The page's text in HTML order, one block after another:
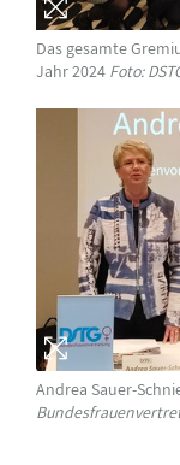
Das gesamte
Jahr 2024 Foto:
Andrea Sauer-